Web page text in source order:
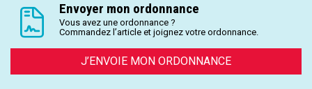
Envoyer mon ordonnance
Vous avez une ordonnance ?
Commandez l’article et joignez votre ordonnance.
J’ENVOIE MON ORDONNANCE